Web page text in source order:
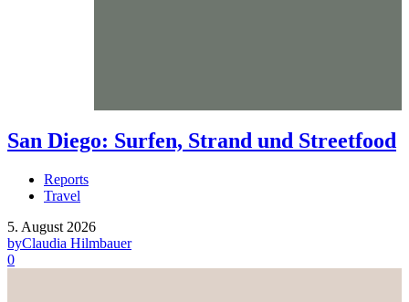
San Diego: Surfen, Strand und Streetfood
Reports
Travel
5. August 2026
byClaudia Hilmbauer
0